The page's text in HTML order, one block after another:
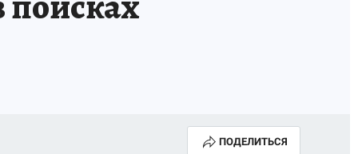
ПОДЕЛИТЬСЯ